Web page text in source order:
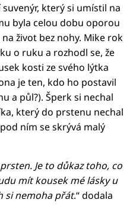
který si umístil na
byla celou dobu oporou
život bez nohy. Mike rok
o ruku a rozhodl se, že
kosti ze svého lýtka
je ten, kdo ho postavil
a půl?). Šperk si nechal
který do prstenu nechal
ním se skrývá malý
Je to důkaz toho, co
mít kousek mé lásky u
si nemoha přát.“ dodala